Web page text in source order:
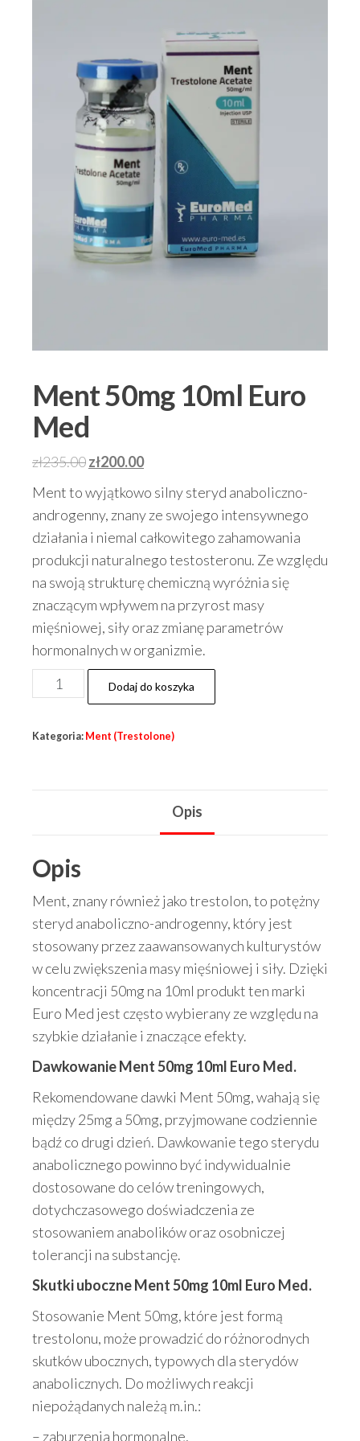
Ment 50mg 10ml Euro
Med
zł235.00Pierwotna
cena
wynosiła:
zł235.00.
zł200.00Aktualna
cena
wynosi:
zł200.00.
Ment to wyjątkowo silny steryd anaboliczno-
androgenny, znany ze swojego intensywnego
działania i niemal całkowitego zahamowania
produkcji naturalnego testosteronu. Ze względu
na swoją strukturę chemiczną wyróżnia się
znaczącym wpływem na przyrost masy
mięśniowej, siły oraz zmianę parametrów
hormonalnych w organizmie.
ilość
Ment
10ml
Dodaj do koszyka
Kategoria: Ment (Trestolone)
Opis
Opis
Ment, znany również jako trestolon, to potężny
steryd anaboliczno-androgenny, który jest
stosowany przez zaawansowanych kulturystów
w celu zwiększenia masy mięśniowej i siły. Dzięki
koncentracji 50mg na 10ml produkt ten marki
Euro Med jest często wybierany ze względu na
szybkie działanie i znaczące efekty.
Dawkowanie Ment 50mg 10ml Euro Med.
Rekomendowane dawki Ment 50mg, wahają się
między 25mg a 50mg, przyjmowane codziennie
bądź co drugi dzień. Dawkowanie tego sterydu
anabolicznego powinno być indywidualnie
dostosowane do celów treningowych,
dotychczasowego doświadczenia ze
stosowaniem anabolików oraz osobniczej
tolerancji na substancję.
Skutki uboczne Ment 50mg 10ml Euro Med.
Stosowanie Ment 50mg, które jest formą
trestolonu, może prowadzić do różnorodnych
skutków ubocznych, typowych dla sterydów
anabolicznych. Do możliwych reakcji
niepożądanych należą m.in.:
– zaburzenia hormonalne,